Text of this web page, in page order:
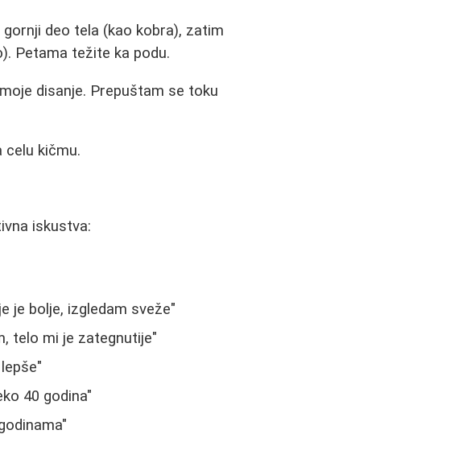
deo tela (kao kobra), zatim
Petama težite ka podu.
disanje. Prepuštam se toku
celu kičmu.
iskustva:
je bolje, izgledam sveže"
telo mi je zategnutije"
40 godina"